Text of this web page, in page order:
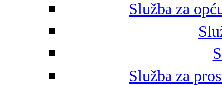
Služba za
Služba za